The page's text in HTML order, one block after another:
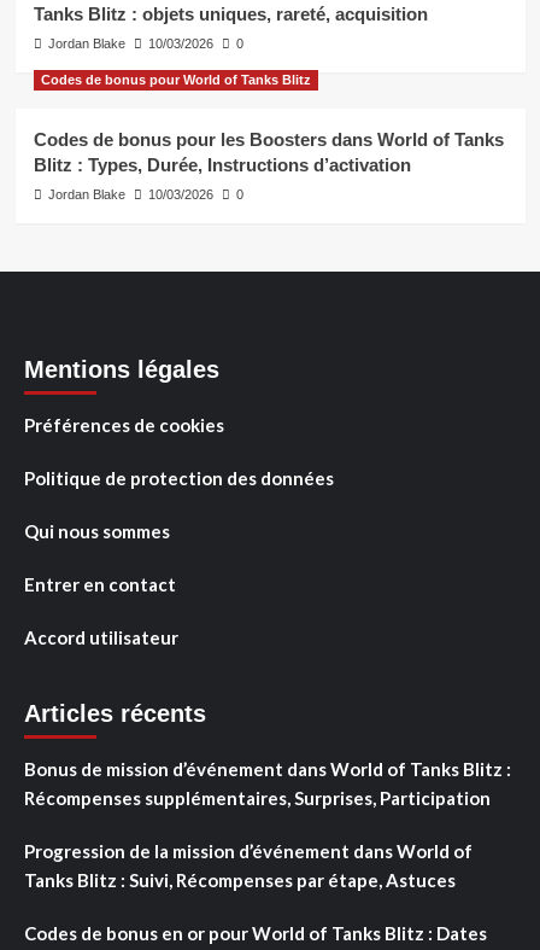
Tanks Blitz : objets uniques, rareté, acquisition
Jordan Blake 10/03/2026 0
Codes de bonus pour World of Tanks Blitz
Codes de bonus pour les Boosters dans World of Tanks
Blitz : Types, Durée, Instructions d’activation
Jordan Blake 10/03/2026 0
Mentions légales
Préférences de cookies
Politique de protection des données
Qui nous sommes
Entrer en contact
Accord utilisateur
Articles récents
Bonus de mission d’événement dans World of Tanks Blitz :
Récompenses supplémentaires, Surprises, Participation
Progression de la mission d’événement dans World of
Tanks Blitz : Suivi, Récompenses par étape, Astuces
Codes de bonus en or pour World of Tanks Blitz : Dates